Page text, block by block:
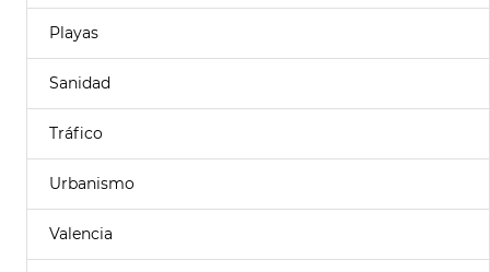
Playas
Sanidad
Tráfico
Urbanismo
Valencia